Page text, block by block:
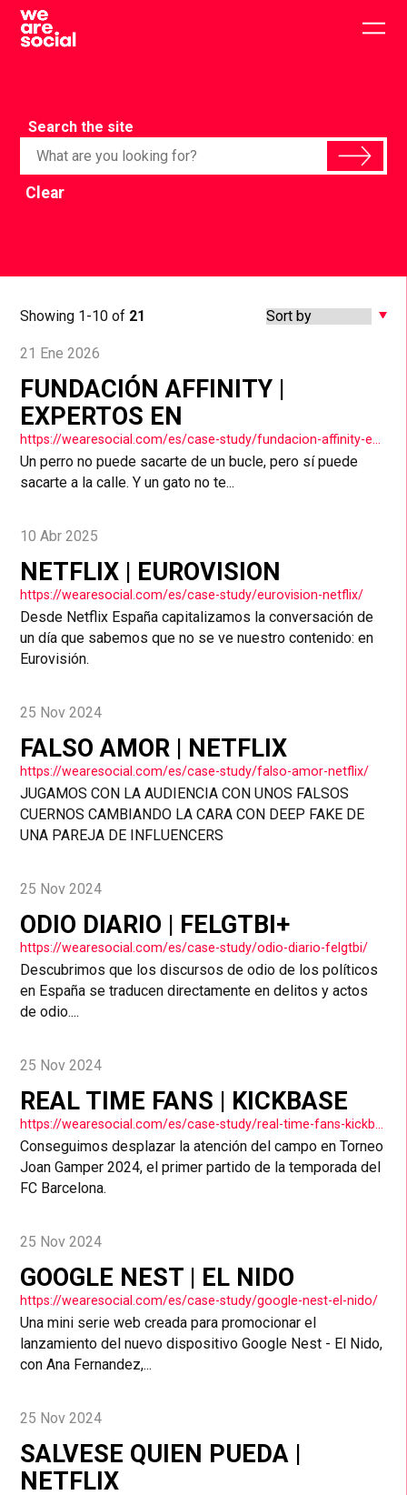
Skip
content
Search the site
Clear
Showing 1-10 of 21
21 Ene 2026
FUNDACIÓN AFFINITY |
EXPERTOS EN
Un perro no puede sacarte de un bucle, pero sí puede
sacarte a la calle. Y un gato no te...
10 Abr 2025
NETFLIX | EUROVISION
https://wearesocial.com/es/case-study/eurovision-netflix/
Desde Netflix España capitalizamos la conversación de
un día que sabemos que no se ve nuestro contenido: en
Eurovisión.
25 Nov 2024
FALSO AMOR | NETFLIX
https://wearesocial.com/es/case-study/falso-amor-netflix/
JUGAMOS CON LA AUDIENCIA CON UNOS FALSOS
CUERNOS CAMBIANDO LA CARA CON DEEP FAKE DE
UNA PAREJA DE INFLUENCERS
25 Nov 2024
ODIO DIARIO | FELGTBI+
https://wearesocial.com/es/case-study/odio-diario-felgtbi/
Descubrimos que los discursos de odio de los políticos
en España se traducen directamente en delitos y actos
de odio....
25 Nov 2024
REAL TIME FANS | KICKBASE
https://wearesocial.com/es/case-study/real-time-fans-kickbase/
Conseguimos desplazar la atención del campo en Torneo
Joan Gamper 2024, el primer partido de la temporada del
FC Barcelona.
25 Nov 2024
GOOGLE NEST | EL NIDO
https://wearesocial.com/es/case-study/google-nest-el-nido/
Una mini serie web creada para promocionar el
lanzamiento del nuevo dispositivo Google Nest - El Nido,
con Ana Fernandez,...
25 Nov 2024
SALVESE QUIEN PUEDA |
NETFLIX